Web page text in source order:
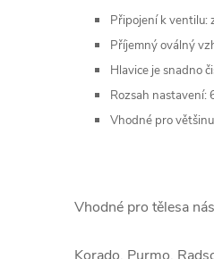
Připojení k ventilu:
Příjemný oválný
Hlavice je snadno
Rozsah nastavení:
Vhodné pro
Vhodné pro tělesa